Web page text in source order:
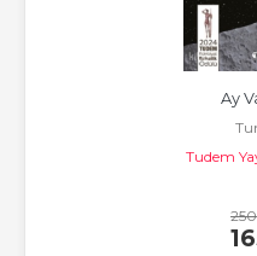
Ay
Tudem
250